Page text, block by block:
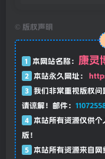
© 版权声明
1 本网站名称： 康灵
2 本站永久网址：
3 我们非常重视版权
请谅解！邮件：
4
本站所有资源仅供
版！
5
本站所有资源来自网